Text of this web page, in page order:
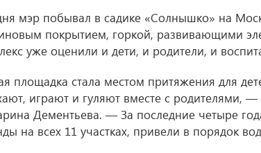
мэр побывал в садике «Солнышко» на
покрытием, горкой, развивающими
уже оценили и дети, и родители, и
площадка стала местом притяжения для
играют и гуляют вместе с родителями,
Дементьева. — За последние четыре
на всех 11 участках, привели в порядок